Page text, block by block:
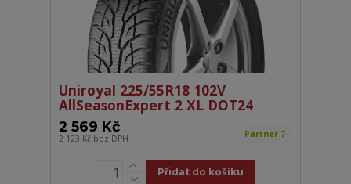
Uniroyal 225/55R18 102V
AllSeasonExpert 2 XL DOT24
2 569 Kč
2 123 Kč bez DPH Partner 7
Přidat do košíku